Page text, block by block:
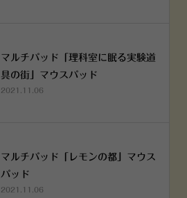
マルチパッド「理科室に眠る実験道
具の街」マウスパッド
2021.11.06
マルチパッド「レモンの都」マウス
パッド
2021.11.06